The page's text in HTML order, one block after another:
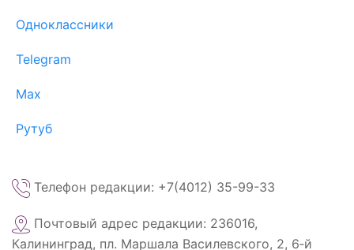
Одноклассники
Telegram
Max
Рутуб
Телефон редакции: +7(4012) 35-99-33
Почтовый адрес редакции: 236016,
Калининград, пл. Маршала Василевского, 2, 6‑й